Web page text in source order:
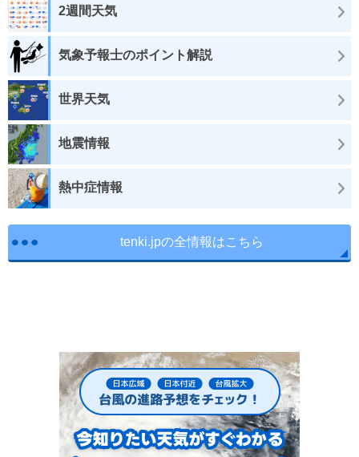
2週間天気
気象予報士のポイント解説
世界天気
地震情報
熱中症情報
tenki.jpの全情報はこちら